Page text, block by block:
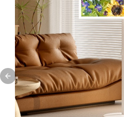
Previous slide